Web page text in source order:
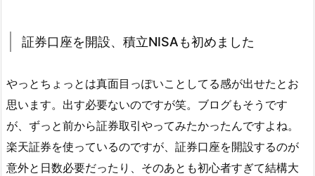
証券口座を開設、積立NISAも初めました
やっとちょっとは真面目っぽいことしてる感が出せたとお
思います。出す必要ないのですが笑。ブログもそうです
が、ずっと前から証券取引やってみたかったんですよね。
楽天証券を使っているのですが、証券口座を開設するのが
意外と日数必要だったり、そのあとも初心者すぎて結構大